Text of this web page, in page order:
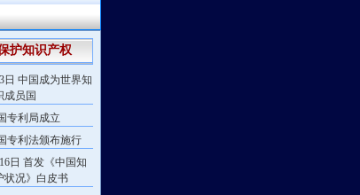
护知识产权
日 中国成为世界知
成员国
专利局成立
专利法颁布施行
日 首发《中国知
状况》白皮书